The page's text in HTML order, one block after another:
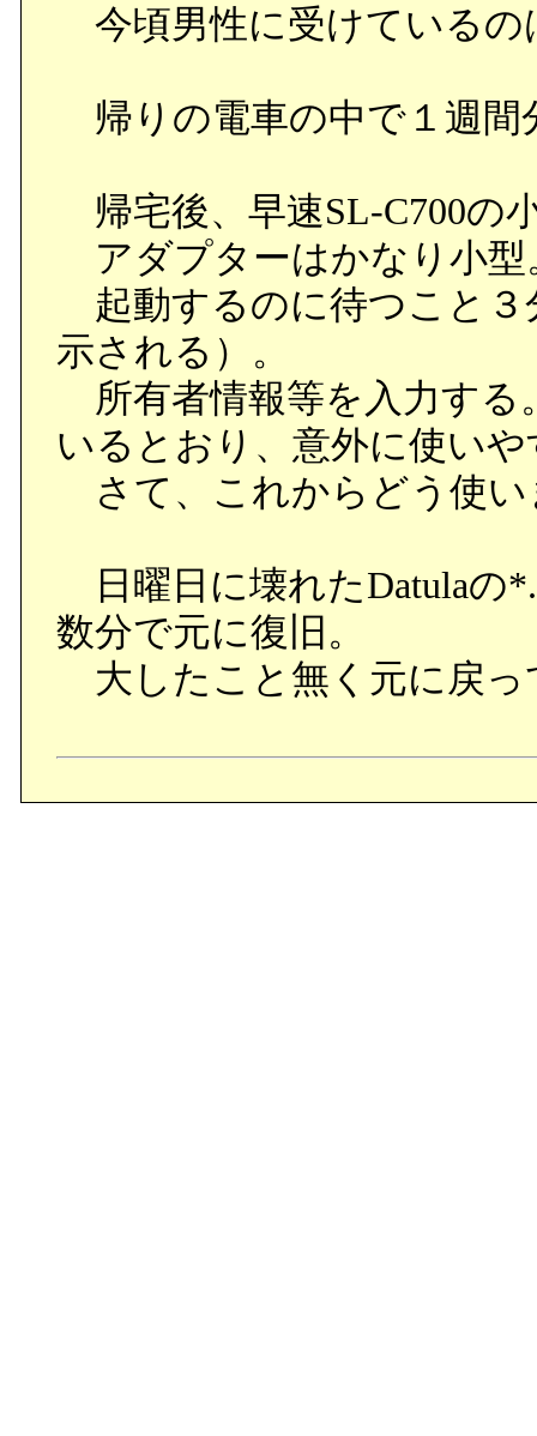
今頃男性に受けているの
帰りの電車の中で１週間
帰宅後、早速SL-C700の
アダプターはかなり小型
起動するのに待つこと３
示される）。
所有者情報等を入力する
いるとおり、意外に使い
さて、これからどう使い
日曜日に壊れたDatulaの
数分で元に復旧。
大したこと無く元に戻